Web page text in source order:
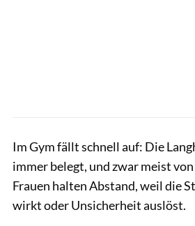
Im Gym fällt schnell auf: Die
immer belegt, und zwar meist
Frauen halten Abstand, weil die
wirkt oder Unsicherheit auslöst.